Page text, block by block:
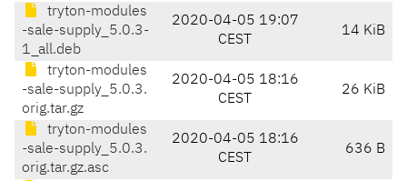
tryton-modules
-sale-supply_5.0.3-
1_all.deb
2020-04-05 19:07
CEST
14 KiB
tryton-modules
-sale-supply_5.0.3.
orig.tar.gz
2020-04-05 18:16
CEST
26 KiB
tryton-modules
-sale-supply_5.0.3.
orig.tar.gz.asc
2020-04-05 18:16
CEST
636 B